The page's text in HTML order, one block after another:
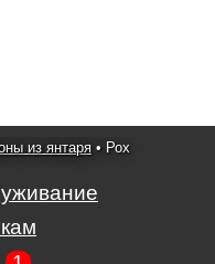
из янтаря • Рох